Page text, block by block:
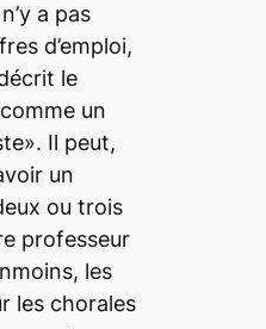
a pas
d’emploi,
le
un
Il peut,
un
ou trois
professeur
les
les chorales